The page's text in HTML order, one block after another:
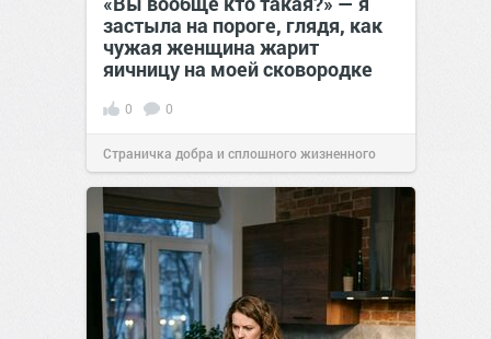
застыла на пороге, глядя, как
чужая женщина жарит
яичницу на моей сковородке
0 0
Страничка добра и сплошного жизненного
позитива!11:38Вчера